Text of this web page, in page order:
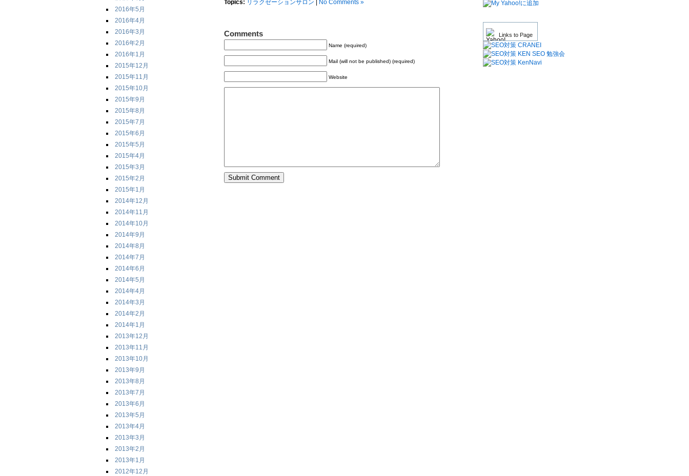
2016年5月
2016年4月
2016年3月
2016年2月
2016年1月
2015年12月
2015年11月
2015年10月
2015年9月
2015年8月
2015年7月
2015年6月
2015年5月
2015年4月
2015年3月
2015年2月
2015年1月
2014年12月
2014年11月
2014年10月
2014年9月
2014年8月
2014年7月
2014年6月
2014年5月
2014年4月
2014年3月
2014年2月
2014年1月
2013年12月
2013年11月
2013年10月
2013年9月
2013年8月
2013年7月
2013年6月
2013年5月
2013年4月
2013年3月
2013年2月
2013年1月
2012年12月
Links to Page
Topics: リラクゼーションサロン No Comments »
Comments
Name (required)
Mail (will not be published) (required)
Website